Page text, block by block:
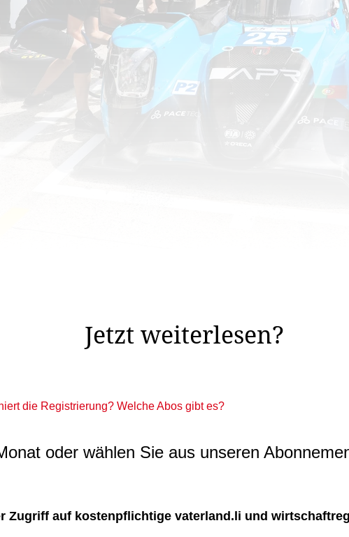
Jetzt weiterlesen?
die Registrierung? Welche Abos gibt es?
oder wählen Sie aus unseren
Zugriff auf kostenpflichtige vaterland.li und